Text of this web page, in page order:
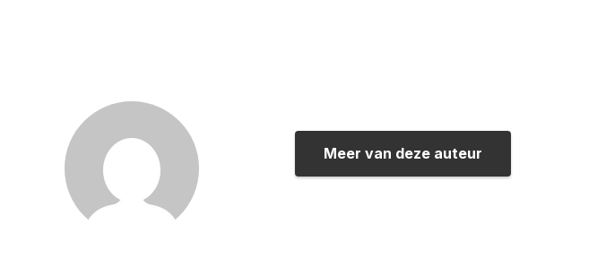
Meer van deze auteur